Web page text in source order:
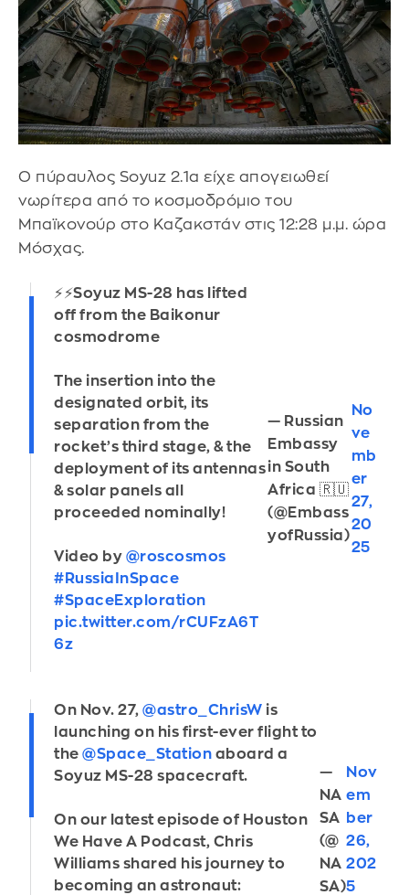
Ο πύραυλος Soyuz 2.1a είχε απογειωθεί
νωρίτερα από το κοσμοδρόμιο του
Μπαϊκονούρ στο Καζακστάν στις 12:28 μ.μ. ώρα
Μόσχας.
⚡️⚡️Soyuz MS-28 has lifted
off from the Baikonur
cosmodrome
The insertion into the
designated orbit, its
separation from the
rocket’s third stage, & the
deployment of its antennas
& solar panels all
proceeded nominally!
Video by @roscosmos
#RussiaInSpace
#SpaceExploration
pic.twitter.com/rCUFzA6T
6z
— Russian
Embassy
in South
Africa 🇷🇺
(@Embass
yofRussia)
No
ve
mb
er
27,
20
25
On Nov. 27,@astro_ChrisW is
launching on his first-ever flight to
the@Space_Station aboard a
Soyuz MS-28 spacecraft.
On our latest episode of Houston
We Have A Podcast, Chris
Williams shared his journey to
becoming an astronaut:
—
NA
SA
(@
NA
SA)
Nov
em
ber
26,
202
5